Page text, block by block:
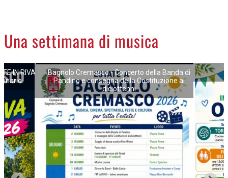
LA PIAZZA
ANIMALI
NECROLOGI
ACCEDI
Una settimana di musica
IN RIVA
Bagnolo Cremasco - Concerto della Banda di
Pandino e consegna della Costituzione ai
diciottenni